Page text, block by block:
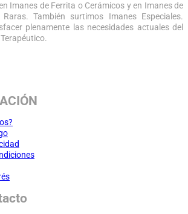
Imanes de Ferrita o Cerámicos y en Imanes de
También surtimos Imanes Especiales.
plenamente las necesidades actuales del